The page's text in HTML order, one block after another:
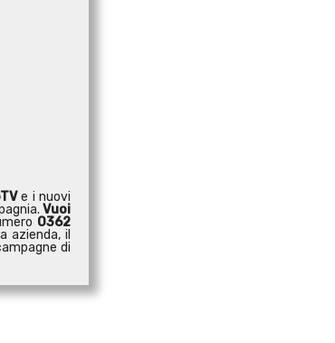
e i nuovi
Vuoi
0362
azienda, il
di